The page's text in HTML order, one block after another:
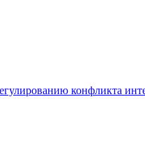
конфликта